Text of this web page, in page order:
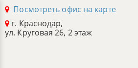
Посмотреть офис на карте
г. Краснодар,
ул. Круговая 26, 2 этаж